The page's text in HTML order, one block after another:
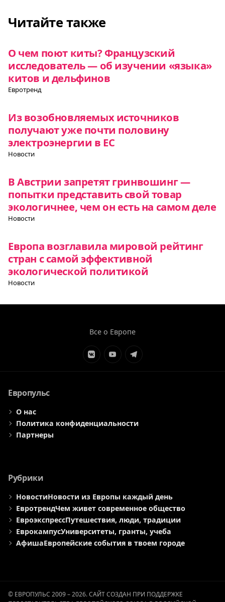
Читайте также
О чем поют киты? Французский
исследователь — об изучении «языка»
китов и дельфинов
Евротренд
Из возобновляемых источников
получают уже почти половину
электроэнергии в ЕС
Новости
В Австрии запретят гринвошинг —
попытки представить свой товар
экологичнее, чем он есть на самом деле
Новости
Европа возглавила мировой рейтинг
стран с самой эффективной
экологической политикой
Новости
Все о Европе
ЭлементЭлементЭлемент
Европульс
О нас
Политика конфиденциальности
Партнеры
Рубрики
НовостиНовости из Европы каждый день
ЕвротрендЧем живет современное общество
ЕвроэкспрессПутешествия, люди, традиции
ЕврокампусУниверситеты, гранты, учеба
АфишаЕвропейские события в твоем городе
© ЕВРОПУЛЬС 2009 – 2026. САЙТ СОЗДАН ПРИ ПОДДЕРЖКЕ